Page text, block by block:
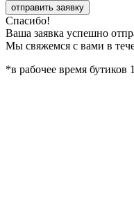
отправить заявку
Спасибо!
Ваша заявка успешно
Мы свяжемся с вами в
*в рабочее время